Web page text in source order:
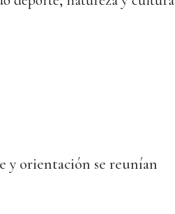
y orientación se reunían